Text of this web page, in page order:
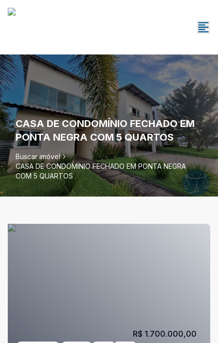
CASA DE CONDOMÍNIO FECHADO EM
PONTA NEGRA COM 5 QUARTOS
Buscar imóvel
CASA DE CONDOMÍNIO FECHADO EM PONTA NEGRA
COM 5 QUARTOS
R$ 1.700.000,00